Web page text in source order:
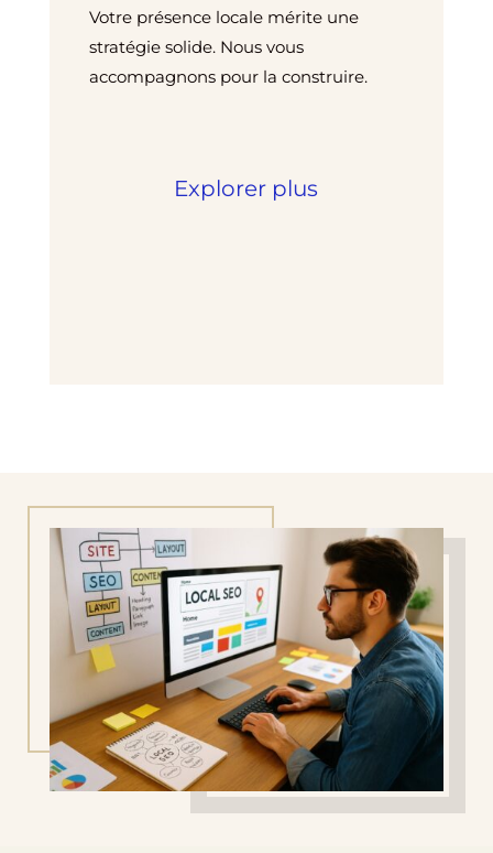
Votre présence locale mérite une
stratégie solide. Nous vous
accompagnons pour la construire.
Explorer plus